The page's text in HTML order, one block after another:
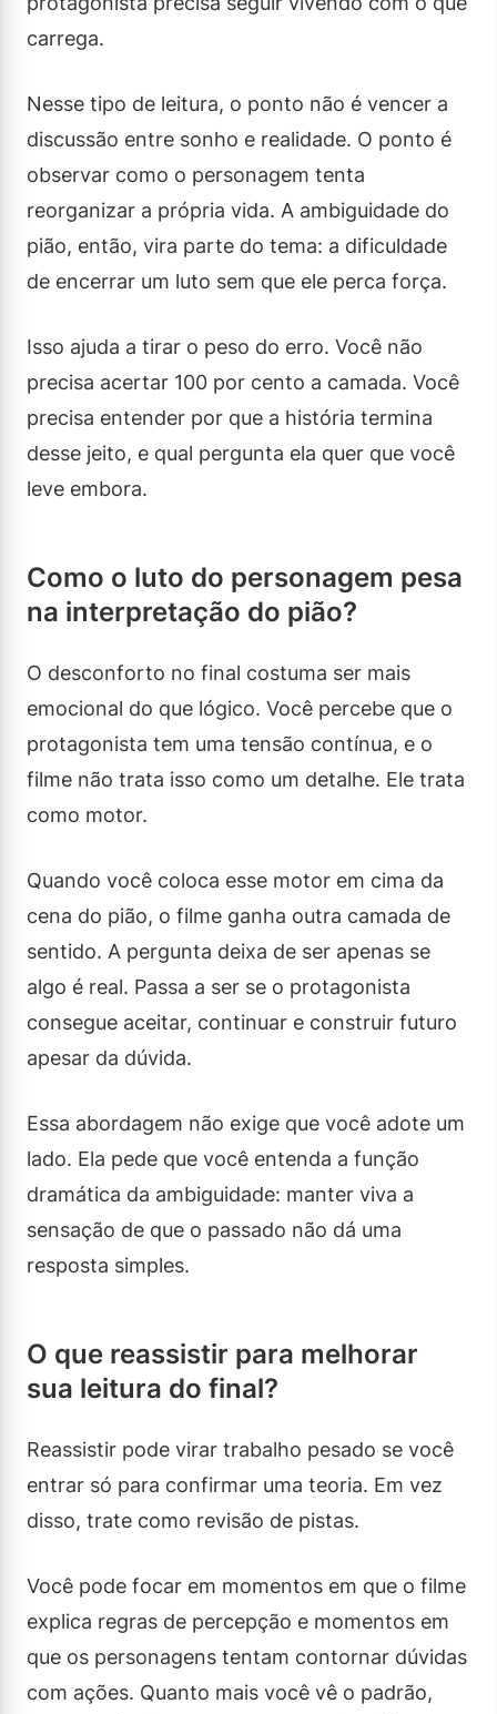
carrega.
Nesse tipo de leitura, o ponto não é vencer a
discussão entre sonho e realidade. O ponto é
observar como o personagem tenta
reorganizar a própria vida. A ambiguidade do
pião, então, vira parte do tema: a dificuldade
de encerrar um luto sem que ele perca força.
Isso ajuda a tirar o peso do erro. Você não
precisa acertar 100 por cento a camada. Você
precisa entender por que a história termina
desse jeito, e qual pergunta ela quer que você
leve embora.
Como o luto do personagem pesa
na interpretação do pião?
O desconforto no final costuma ser mais
emocional do que lógico. Você percebe que o
protagonista tem uma tensão contínua, e o
filme não trata isso como um detalhe. Ele trata
como motor.
Quando você coloca esse motor em cima da
cena do pião, o filme ganha outra camada de
sentido. A pergunta deixa de ser apenas se
algo é real. Passa a ser se o protagonista
consegue aceitar, continuar e construir futuro
apesar da dúvida.
Essa abordagem não exige que você adote um
lado. Ela pede que você entenda a função
dramática da ambiguidade: manter viva a
sensação de que o passado não dá uma
resposta simples.
O que reassistir para melhorar
sua leitura do final?
Reassistir pode virar trabalho pesado se você
entrar só para confirmar uma teoria. Em vez
disso, trate como revisão de pistas.
Você pode focar em momentos em que o filme
explica regras de percepção e momentos em
que os personagens tentam contornar dúvidas
com ações. Quanto mais você vê o padrão,